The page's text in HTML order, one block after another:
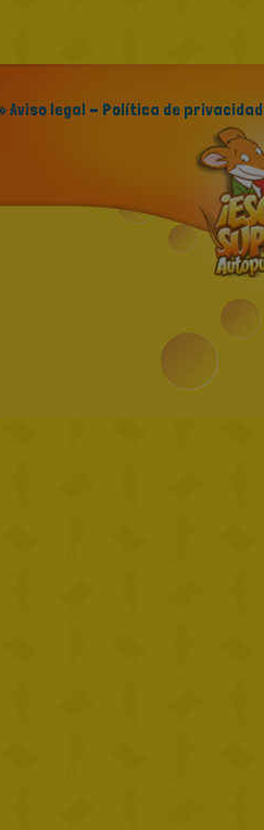
Aviso legal - Política de privacidad